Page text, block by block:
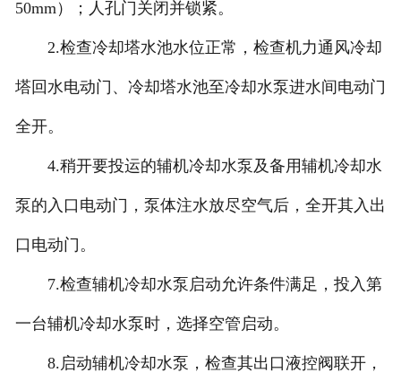
50mm）；人孔门关闭并锁紧。
2.检查冷却塔水池水位正常，检查机力通风冷却
塔回水电动门、冷却塔水池至冷却水泵进水间电动门
全开。
4.稍开要投运的辅机冷却水泵及备用辅机冷却水
泵的入口电动门，泵体注水放尽空气后，全开其入出
口电动门。
7.检查辅机冷却水泵启动允许条件满足，投入第
一台辅机冷却水泵时，选择空管启动。
8.启动辅机冷却水泵，检查其出口液控阀联开，